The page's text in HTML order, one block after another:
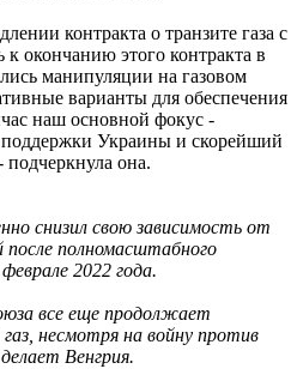
контракта о транзите газа с
окончанию этого контракта в
манипуляции на газовом
варианты для обеспечения
наш основной фокус -
Украины и скорейший
подчеркнула она.
снизил свою зависимость от
после полномасштабного
2022 года.
все еще продолжает
несмотря на войну против
Венгрия.